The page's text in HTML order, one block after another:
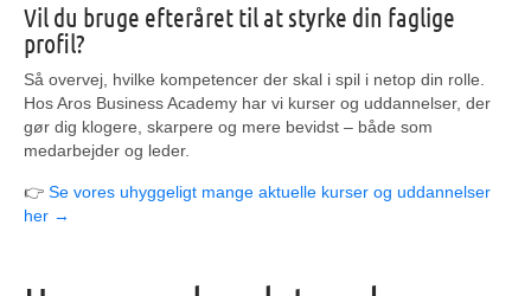
Vil du bruge efteråret til at styrke din faglige
profil?
Så overvej, hvilke kompetencer der skal i spil i netop din rolle.
Hos Aros Business Academy har vi kurser og uddannelser, der
gør dig klogere, skarpere og mere bevidst – både som
medarbejder og leder.
👉 Se vores uhyggeligt mange aktuelle kurser og uddannelser
her →